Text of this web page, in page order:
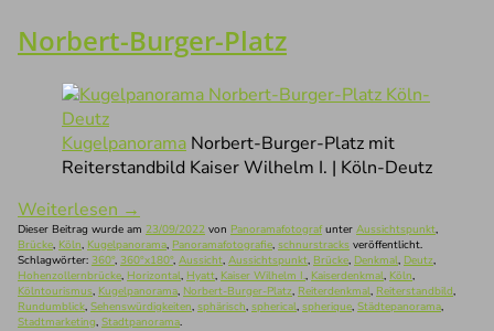
Norbert-Burger-Platz
Kugelpanorama Norbert-Burger-Platz mit
Reiterstandbild Kaiser Wilhelm I. | Köln-Deutz
Weiterlesen →
Dieser Beitrag wurde am 23/09/2022 von Panoramafotografunter Aussichtspunkt,
Brücke, Köln, Kugelpanorama, Panoramafotografie, schnurstracks veröffentlicht.
Schlagwörter: 360°, 360°x180°, Aussicht, Aussichtspunkt, Brücke, Denkmal, Deutz,
Hohenzollernbrücke, Horizontal, Hyatt, Kaiser Wilhelm I., Kaiserdenkmal, Köln,
Kölntourismus, Kugelpanorama, Norbert-Burger-Platz, Reiterdenkmal, Reiterstandbild,
Rundumblick, Sehenswürdigkeiten, sphärisch, spherical, spherique, Städtepanorama,
Stadtmarketing, Stadtpanorama.